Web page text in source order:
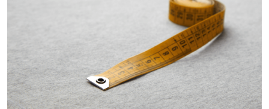
Nein
Rückenlehnenbreite 56.5 cm
Pillingbildung 4 = Light pilling
harmonisch in den Raum einfügt, oder einen, der
zum Mittelpunkt wird, unsere Ratschläge helfen